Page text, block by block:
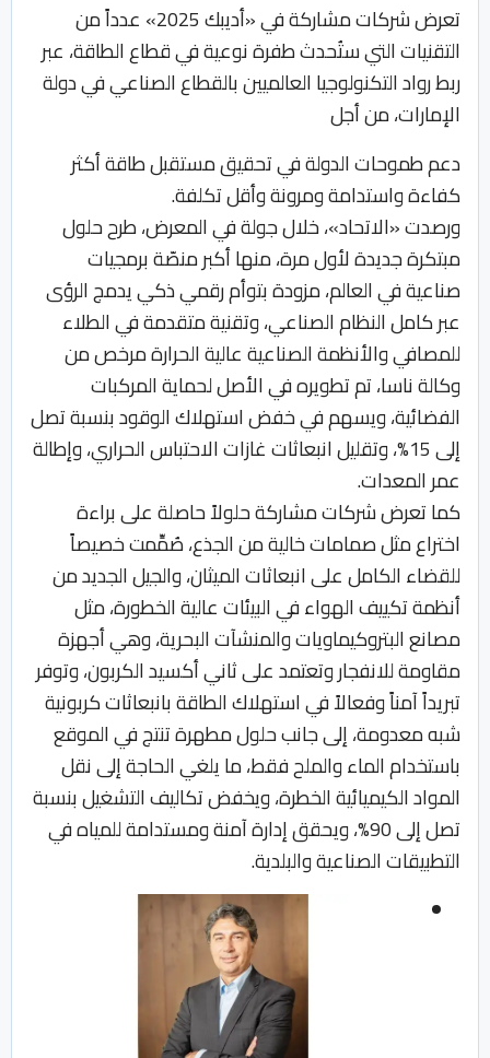
تعرض شركات مشاركة في «أديبك 2025» عدداً من
التقنيات التي ستُحدث طفرة نوعية في قطاع الطاقة، عبر
ربط رواد التكنولوجيا العالميين بالقطاع الصناعي في دولة
الإمارات، من أجل
دعم طموحات الدولة في تحقيق مستقبل طاقة أكثر
كفاءة واستدامة ومرونة وأقل تكلفة.
ورصدت «الاتحاد»، خلال جولة في المعرض، طرح حلول
مبتكرة جديدة لأول مرة، منها أكبر منصّة برمجيات
صناعية في العالم، مزودة بتوأم رقمي ذكي يدمج الرؤى
عبر كامل النظام الصناعي، وتقنية متقدمة في الطلاء
للمصافي والأنظمة الصناعية عالية الحرارة مرخص من
وكالة ناسا، تم تطويره في الأصل لحماية المركبات
الفضائية، ويسهم في خفض استهلاك الوقود بنسبة تصل
إلى 15%، وتقليل انبعاثات غازات الاحتباس الحراري، وإطالة
عمر المعدات.
كما تعرض شركات مشاركة حلولاً حاصلة على براءة
اختراع مثل صمامات خالية من الجذع، صُمِّمت خصيصاً
للقضاء الكامل على انبعاثات الميثان، والجيل الجديد من
أنظمة تكييف الهواء في البيئات عالية الخطورة، مثل
مصانع البتروكيماويات والمنشآت البحرية، وهي أجهزة
مقاومة للانفجار وتعتمد على ثاني أكسيد الكربون، وتوفر
تبريداً آمناً وفعالاً في استهلاك الطاقة بانبعاثات كربونية
شبه معدومة، إلى جانب حلول مطهرة تنتج في الموقع
باستخدام الماء والملح فقط، ما يلغي الحاجة إلى نقل
المواد الكيميائية الخطرة، ويخفض تكاليف التشغيل بنسبة
تصل إلى 90%، ويحقق إدارة آمنة ومستدامة للمياه في
التطبيقات الصناعية والبلدية.